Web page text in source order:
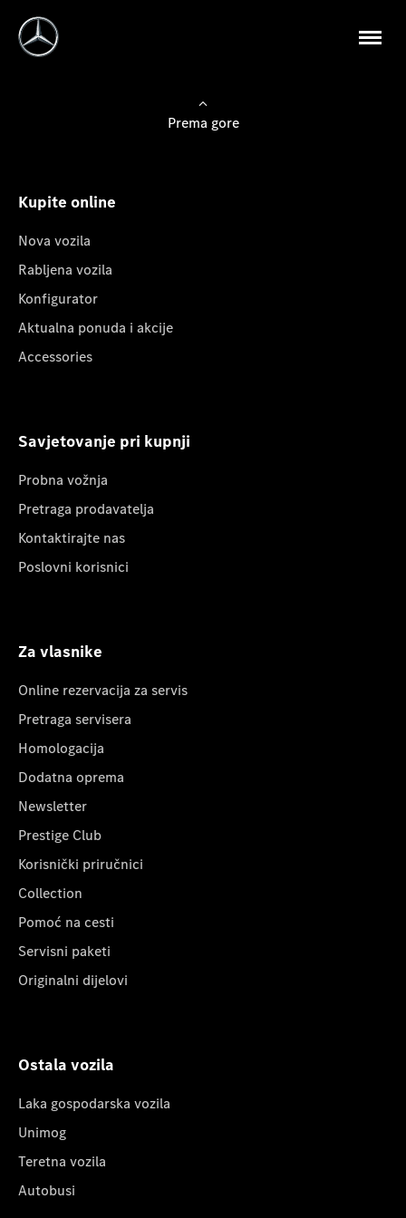
Prema gore
Kupite online
Nova vozila
Rabljena vozila
Konfigurator
Aktualna ponuda i akcije
Accessories
Savjetovanje pri kupnji
Probna vožnja
Pretraga prodavatelja
Kontaktirajte nas
Poslovni korisnici
Za vlasnike
Online rezervacija za servis
Pretraga servisera
Homologacija
Dodatna oprema
Newsletter
Prestige Club
Korisnički priručnici
Collection
Pomoć na cesti
Servisni paketi
Originalni dijelovi
Ostala vozila
Laka gospodarska vozila
Unimog
Teretna vozila
Autobusi